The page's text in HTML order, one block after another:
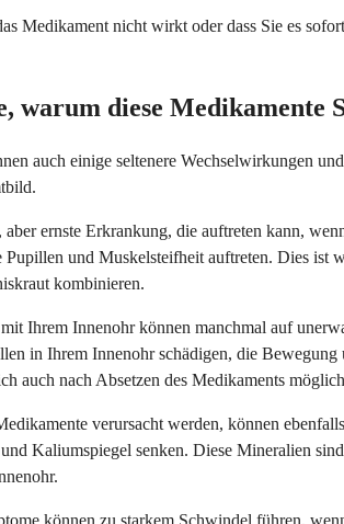
Medikament nicht wirkt oder dass Sie es
warum diese Medikamente
auch einige seltenere Wechselwirkungen
ernste Erkrankung, die auftreten kann,
und Muskelsteifheit auftreten. Dies
kombinieren.
Ihrem Innenohr können manchmal auf
in Ihrem Innenohr schädigen, die
auch nach Absetzen des Medikaments
verursacht werden, können
Kaliumspiegel senken. Diese Mineralien